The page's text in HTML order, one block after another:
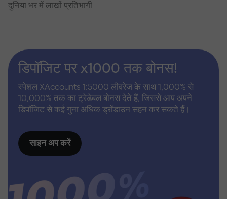
दुनिया भर में लाखों प्रतिभागी
डिपॉजिट पर x1000 तक बोनस!
स्पेशल XAccounts 1:5000 लीवरेज के साथ 1,000% से
10,000% तक का ट्रेडेबल बोनस देते हैं, जिससे आप अपने
डिपॉजिट से कई गुना अधिक ड्रॉडाउन सहन कर सकते हैं।
साइन अप करें